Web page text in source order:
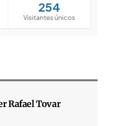
254
Visitantes únicos
Rafael Tovar